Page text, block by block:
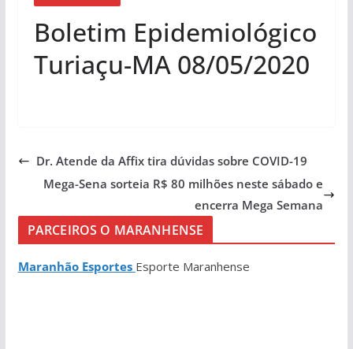
Boletim Epidemiológico
Turiaçu-MA 08/05/2020
Dr. Atende da Affix tira dúvidas sobre COVID-19
Mega-Sena sorteia R$ 80 milhões neste sábado e
encerra Mega Semana
PARCEIROS O MARANHENSE
Maranhão Esportes Esporte Maranhense